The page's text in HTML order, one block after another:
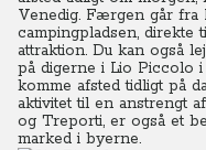
Venedig. Færgen går fra
campingpladsen, direkte
attraktion. Du kan også
på digerne i Lio Piccolo
komme afsted tidligt på
aktivitet til en anstrengt
og Treporti, er også et
marked i byerne.